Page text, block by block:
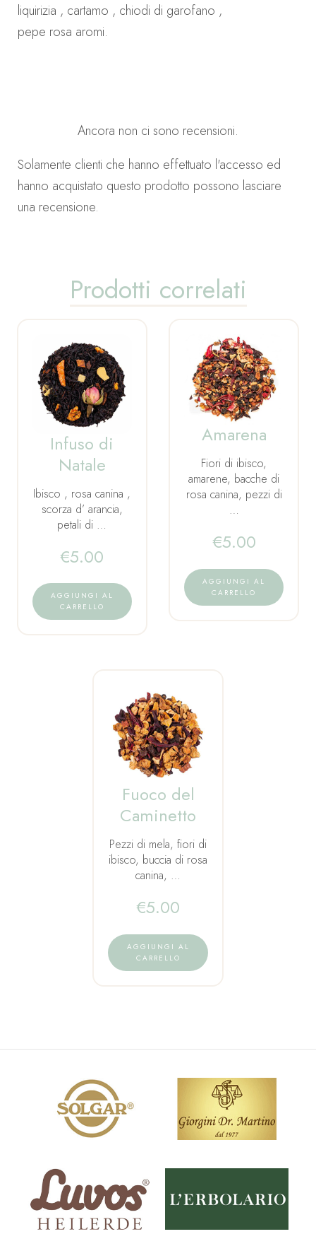
liquirizia , cartamo , chiodi di garofano ,
pepe rosa aromi.
Ancora non ci sono recensioni.
Solamente clienti che hanno effettuato l'accesso ed
hanno acquistato questo prodotto possono lasciare
una recensione.
Prodotti correlati
Infuso di
Natale
Ibisco , rosa canina ,
scorza d’ arancia,
petali di …
€5.00
AGGIUNGI AL
CARRELLO
Amarena
Fiori di ibisco,
amarene, bacche di
rosa canina, pezzi di
…
€5.00
AGGIUNGI AL
CARRELLO
Fuoco del
Caminetto
Pezzi di mela, fiori di
ibisco, buccia di rosa
canina, …
€5.00
AGGIUNGI AL
CARRELLO